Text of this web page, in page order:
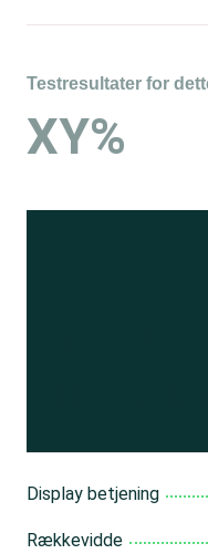
Testresultater for
XY%
Display betjening
Rækkevidde